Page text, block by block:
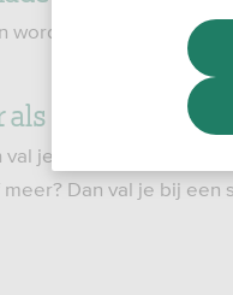
worden opgebouwd
ik schade heb?
val je per schade 5 jaar
Dan val je bij